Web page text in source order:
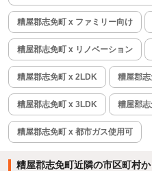
糟屋郡志免町 x ファミリー向け
糟屋郡志免町 x リノベーション
糟屋郡志免町 x 2LDK 糟屋郡
糟屋郡志免町 x 3LDK 糟屋郡
糟屋郡志免町 x 都市ガス使用可
糟屋郡志免町近隣の市区町村